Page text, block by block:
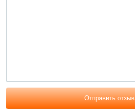
Отправить отзыв